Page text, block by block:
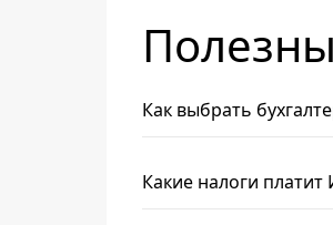
Как выбрать
Какие налоги платит